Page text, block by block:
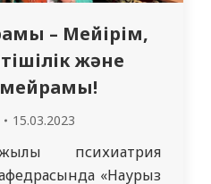
– Мейірім,
және
15.03.2023
психиатрия
«Наурыз